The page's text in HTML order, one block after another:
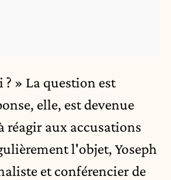
? » La question est
elle, est devenue
réagir aux accusations
l'objet, Yoseph
et conférencier de